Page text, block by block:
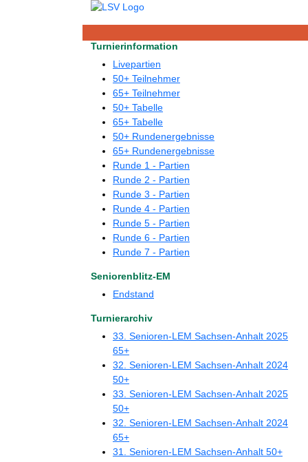
Turnierinformation
Livepartien
50+ Teilnehmer
65+ Teilnehmer
50+ Tabelle
65+ Tabelle
50+ Rundenergebnisse
65+ Rundenergebnisse
Runde 1 - Partien
Runde 2 - Partien
Runde 3 - Partien
Runde 4 - Partien
Runde 5 - Partien
Runde 6 - Partien
Runde 7 - Partien
Seniorenblitz-EM
Endstand
Turnierarchiv
33. Senioren-LEM Sachsen-Anhalt 2025
65+
32. Senioren-LEM Sachsen-Anhalt 2024
50+
33. Senioren-LEM Sachsen-Anhalt 2025
50+
32. Senioren-LEM Sachsen-Anhalt 2024
65+
31. Senioren-LEM Sachsen-Anhalt 50+